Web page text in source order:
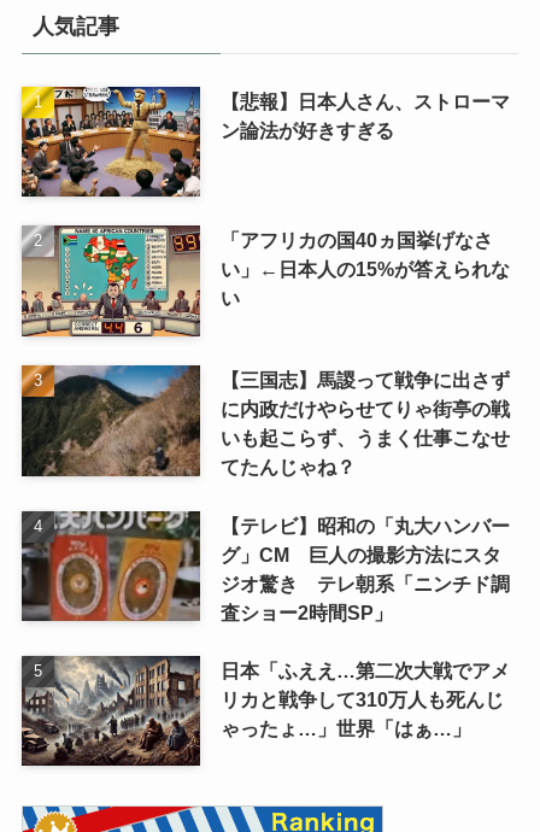
人気記事
【悲報】日本人さん、ストローマ
ン論法が好きすぎる
「アフリカの国40ヵ国挙げなさ
い」←日本人の15%が答えられな
い
【三国志】馬謖って戦争に出さず
に内政だけやらせてりゃ街亭の戦
いも起こらず、うまく仕事こなせ
てたんじゃね？
【テレビ】昭和の「丸大ハンバー
グ」CM 巨人の撮影方法にスタ
ジオ驚き テレ朝系「ニンチド調
査ショー2時間SP」
日本「ふええ…第二次大戦でアメ
リカと戦争して310万人も死んじ
ゃったょ…」世界「はぁ…」